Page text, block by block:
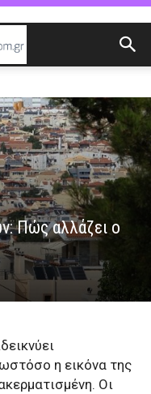
Πώς αλλάζει ο
η εικόνα της
Οι